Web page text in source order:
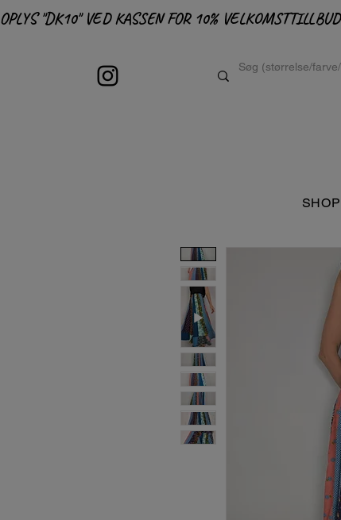
OPLYS "DK10" VED KASSEN FOR 10% VELKOMSTTILLBUD
SHOP